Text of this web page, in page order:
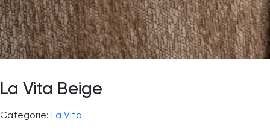
La Vita Beige
Categorie: La Vita